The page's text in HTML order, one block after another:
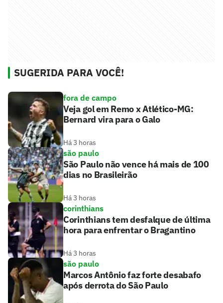
SUGERIDA PARA VOCÊ!
fora de campo
Veja gol em Remo x Atlético-MG:
Bernard vira para o Galo
Há 3 horas
são paulo
São Paulo não vence há mais de 100
dias no Brasileirão
Há 3 horas
corinthians
Corinthians tem desfalque de última
hora para enfrentar o Bragantino
Há 3 horas
são paulo
Marcos Antônio faz forte desabafo
após derrota do São Paulo